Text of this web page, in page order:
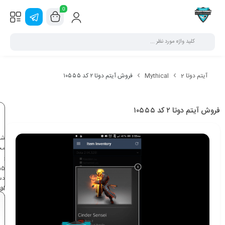
0
آیتم دوتا 2 Mythical فروش آیتم دوتا ۲ کد ۱۰۵۵۵
فروش آیتم دوتا ۲ کد ۱۰۵۵۵
: